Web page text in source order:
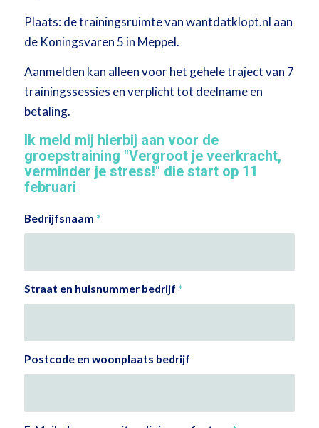
Plaats: de trainingsruimte van wantdatklopt.nl aan
de Koningsvaren 5 in Meppel.
Aanmelden kan alleen voor het gehele traject van 7
trainingssessies en verplicht tot deelname en
betaling.
Ik meld mij hierbij aan voor de
groepstraining "Vergroot je veerkracht,
verminder je stress!" die start op 11
februari
Bedrijfsnaam *
Straat en huisnummer bedrijf *
Postcode en woonplaats bedrijf